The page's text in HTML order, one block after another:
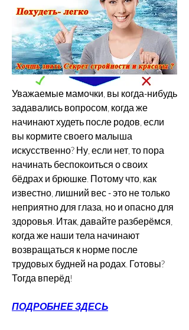
Уважаемые мамочки, вы когда-нибудь
задавались вопросом, когда же
начинают худеть после родов, если
вы кормите своего малыша
искусственно? Ну, если нет, то пора
начинать беспокоиться о своих
бёдрах и брюшке. Потому что, как
известно, лишний вес - это не только
неприятно для глаза, но и опасно для
здоровья. Итак, давайте разберёмся,
когда же наши тела начинают
возвращаться к норме после
трудовых будней на родах. Готовы?
Тогда вперёд!
ПОДРОБНЕЕ ЗДЕСЬ